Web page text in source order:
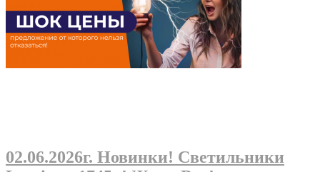
02.06.2026г. Новинки! Светильники